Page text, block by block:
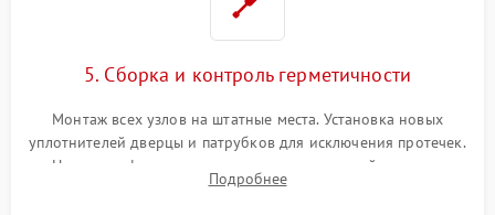
5. Сборка и контроль герметичности
Монтаж всех узлов на штатные места. Установка новых
уплотнителей дверцы и патрубков для исключения протечек.
Надежная фиксация хомутов гидравлической системы,
сборка корпуса и установка датчика поплавка.
Подробнее